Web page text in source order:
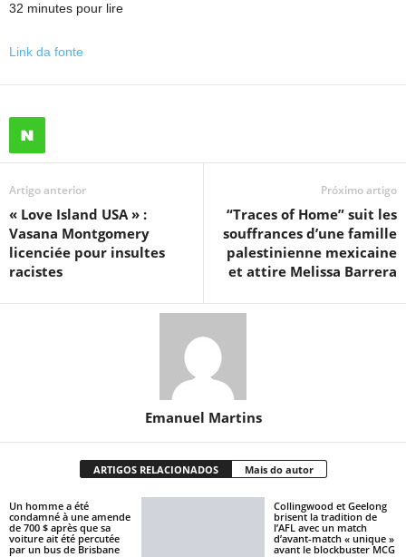
32 minutes pour lire
Link da fonte
Artigo anterior
« Love Island USA » :
Vasana Montgomery
licenciée pour insultes
racistes
Próximo artigo
“Traces of Home” suit les
souffrances d’une famille
palestinienne mexicaine
et attire Melissa Barrera
Emanuel Martins
ARTIGOS RELACIONADOS Mais do autor
Un homme a été
condamné à une amende
de 700 $ après que sa
voiture ait été percutée
par un bus de Brisbane
Collingwood et Geelong
brisent la tradition de
l’AFL avec un match
d’avant-match « unique »
avant le blockbuster MCG